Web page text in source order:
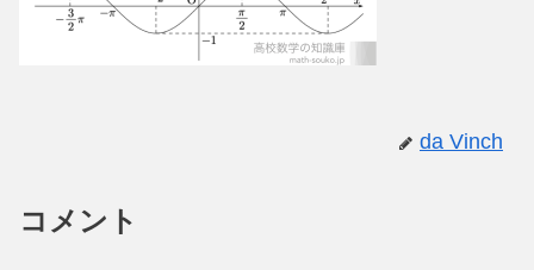
da Vinch
コメント